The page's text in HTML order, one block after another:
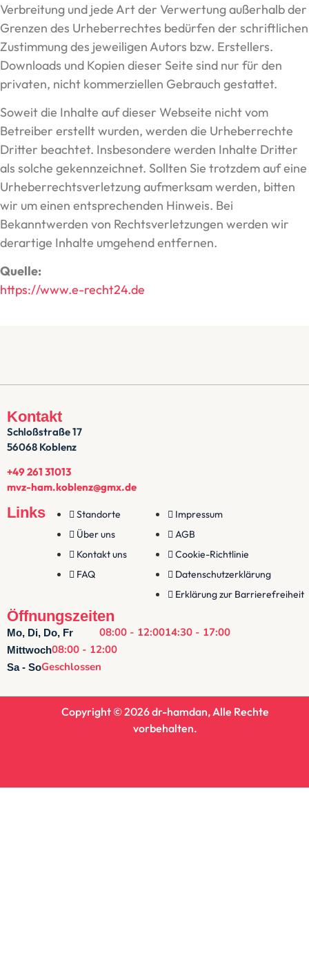
Verbreitung und jede Art der Verwertung außerhalb der
Grenzen des Urheberrechtes bedürfen der schriftlichen
Zustimmung des jeweiligen Autors bzw. Erstellers.
Downloads und Kopien dieser Seite sind nur für den
privaten, nicht kommerziellen Gebrauch gestattet.
Soweit die Inhalte auf dieser Webseite nicht vom
Betreiber erstellt wurden, werden die Urheberrechte
Dritter beachtet. Insbesondere werden Inhalte Dritter
als solche gekennzeichnet. Sollten Sie trotzdem auf eine
Urheberrechtsverletzung aufmerksam werden, bitten
wir um einen entsprechenden Hinweis. Bei
Bekanntwerden von Rechtsverletzungen werden wir
derartige Inhalte umgehend entfernen.
Quelle:
https://www.e-recht24.de
Kontakt
Schloßstraße 17
56068 Koblenz
+49 261 31013
mvz-ham.koblenz@gmx.de
Links
Standorte
Über uns
Kontakt uns
FAQ
Impressum
AGB
Cookie-Richtlinie
Datenschutzerklärung
Erklärung zur Barrierefreiheit
Öffnungszeiten
Mo, Di, Do, Fr 08:00 - 12:0014:30 - 17:00
Mittwoch08:00 - 12:00
Sa - SoGeschlossen
Copyright ©2026dr-hamdan, Alle Rechte
vorbehalten.